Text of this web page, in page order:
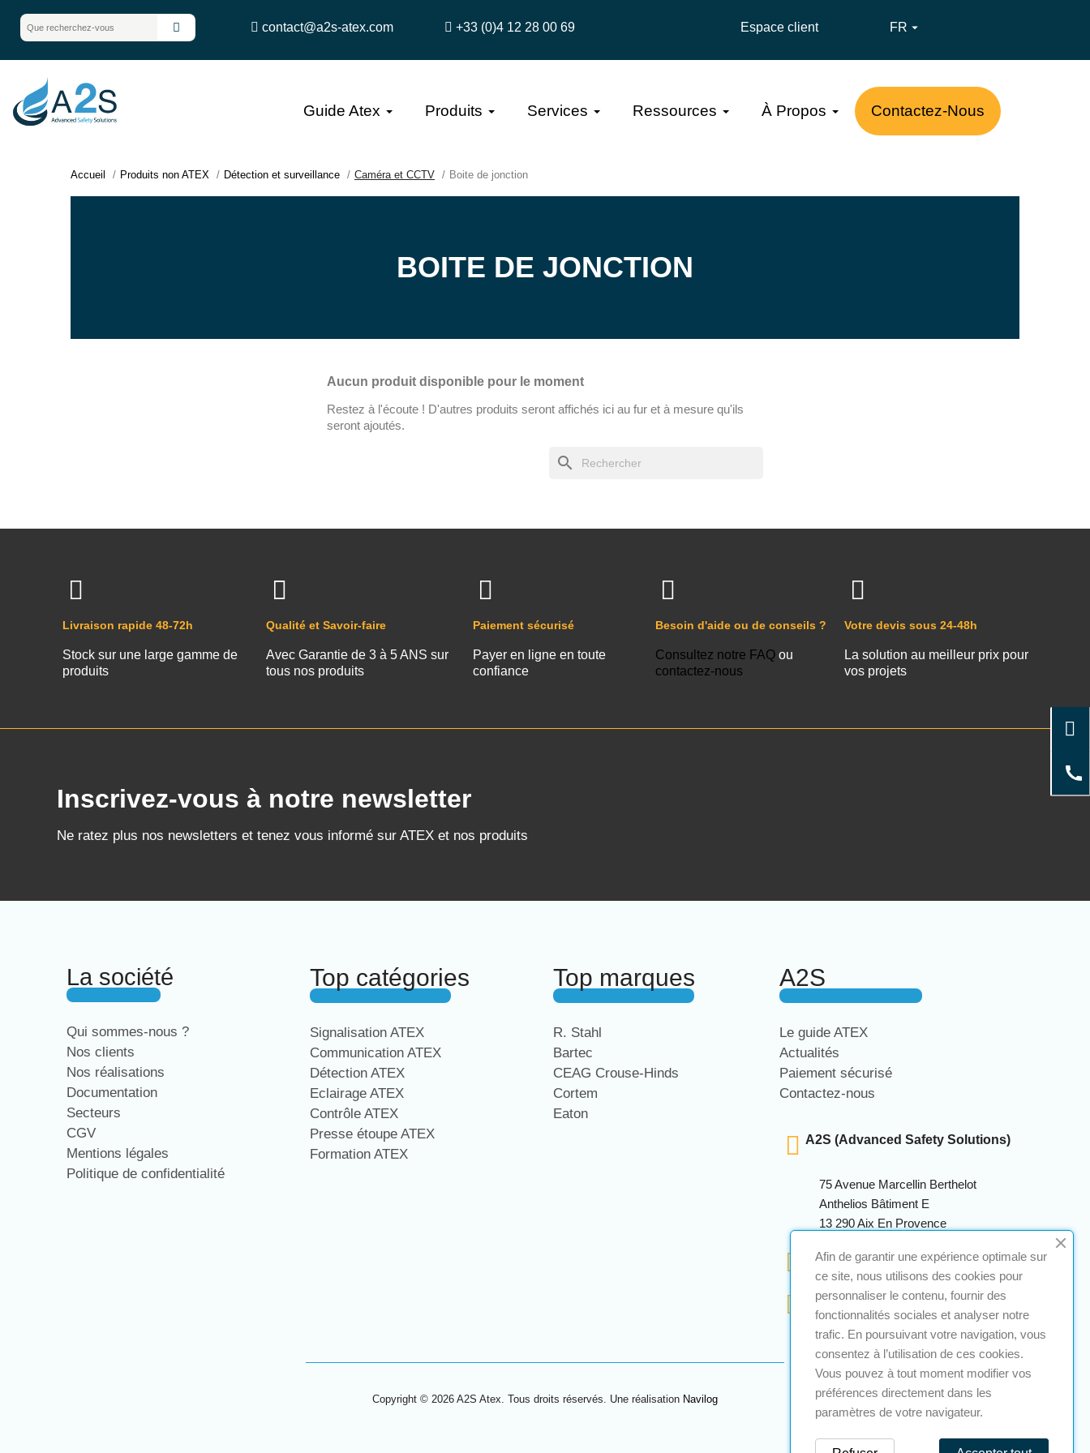
contact@a2s-atex.com +33 (0)4 12 28 00 69 Espace client FR 
Guide Atex Produits Services Ressources À Propos Contactez-Nous
Accueil Produits non ATEX Détection et surveillance Caméra et CCTV Boite de jonction
BOITE DE JONCTION
Aucun produit disponible pour le moment
Restez à l'écoute ! D'autres produits seront affichés ici au fur et à mesure qu'ils
seront ajoutés.
search
Livraison rapide 48-72h
Stock sur une large gamme de
produits
Qualité et Savoir-faire
Avec Garantie de 3 à 5 ANS sur
tous nos produits
Paiement sécurisé
Payer en ligne en toute
confiance
Besoin d'aide ou de conseils ?
Consultez notre FAQou
contactez-nous
Votre devis sous 24-48h
La solution au meilleur prix pour
vos projets
Inscrivez-vous à notre newsletter
Ne ratez plus nos newsletters et tenez vous informé sur ATEX et nos produits
La société
Qui sommes-nous ?
Nos clients
Nos réalisations
Documentation
Secteurs
CGV
Mentions légales
Politique de confidentialité
Top catégories
Signalisation ATEX
Communication ATEX
Détection ATEX
Eclairage ATEX
Contrôle ATEX
Presse étoupe ATEX
Formation ATEX
Top marques
R. Stahl
Bartec
CEAG Crouse-Hinds
Cortem
Eaton
A2S
Le guide ATEX
Actualités
Paiement sécurisé
Contactez-nous
A2S (Advanced Safety Solutions)
75 Avenue Marcellin Berthelot
Anthelios Bâtiment E
13 290 Aix En Provence
+33 (0)4 12 28 00 69
contact@a2s-atex.com
Copyright © 2026 A2S Atex. Tous droits réservés. Une réalisation Navilog
Afin de garantir une expérience optimale sur
ce site, nous utilisons des cookies pour
personnaliser le contenu, fournir des
fonctionnalités sociales et analyser notre
trafic. En poursuivant votre navigation, vous
consentez à l’utilisation de ces cookies.
Vous pouvez à tout moment modifier vos
préférences directement dans les
paramètres de votre navigateur.